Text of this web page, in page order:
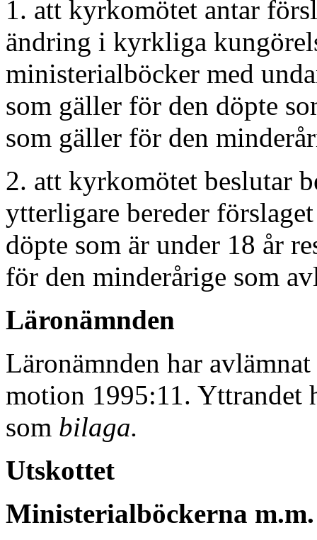
1. att kyrkomötet antar
ändring i kyrkliga
ministerialböcker med
som gäller för den döpte
som gäller för den
2. att kyrkomötet beslutar
ytterligare bereder
döpte som är under 18 år
för den minderårige som
Läronämnden
Läronämnden har
motion 1995:11. Yttrandet
som bilaga.
Utskottet
Ministerialböckerna m.m.